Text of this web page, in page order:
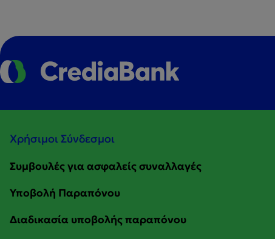
Χρήσιμοι Σύνδεσμοι